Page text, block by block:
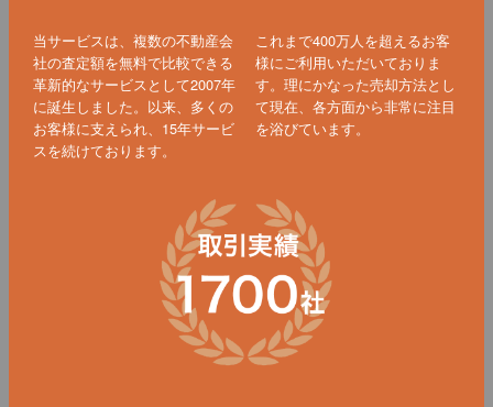
当サービスは、複数の不動産会
社の査定額を無料で比較できる
革新的なサービスとして2007年
に誕生しました。以来、多くの
お客様に支えられ、15年サービ
スを続けております。
これまで400万人を超えるお客
様にご利用いただいておりま
す。理にかなった売却方法とし
て現在、各方面から非常に注目
を浴びています。